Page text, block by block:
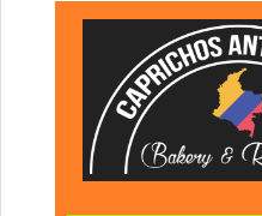
VIDEO: Intento de hurto de